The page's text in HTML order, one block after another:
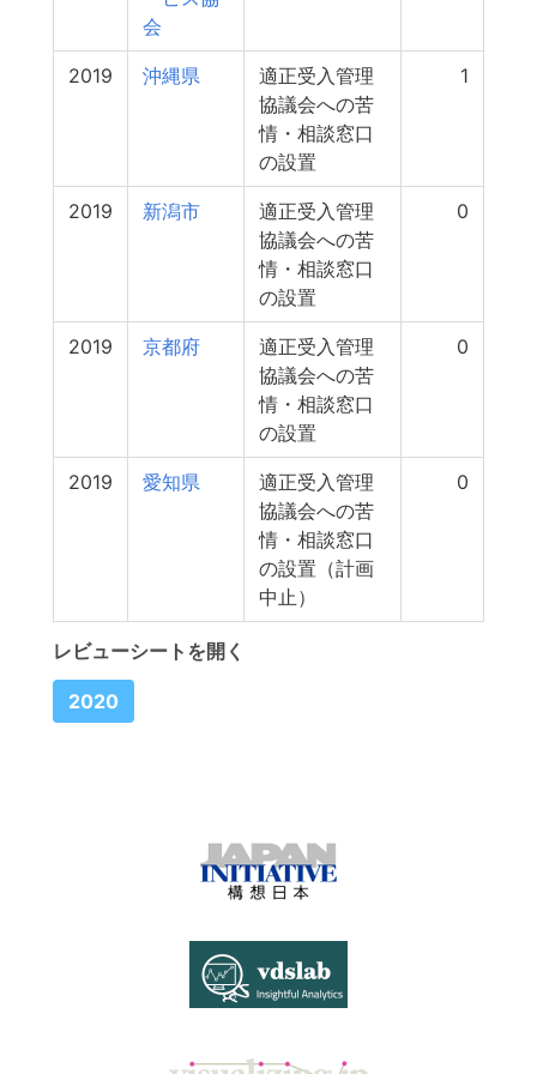
会
2019 沖縄県
適正受入管理
協議会への苦
情・相談窓口
の設置
1
2019 新潟市
適正受入管理
協議会への苦
情・相談窓口
の設置
0
2019 京都府
適正受入管理
協議会への苦
情・相談窓口
の設置
0
2019 愛知県
適正受入管理
協議会への苦
情・相談窓口
の設置（計画
中止）
0
レビューシートを開く
2020